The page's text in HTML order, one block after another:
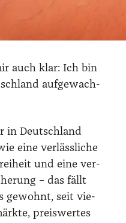
auch klar: Ich bin
auf­ge­wach­
in Deutsch­land
eine ver­läss­li­che
und eine ver­
– das fällt
gewohnt, seit vie­
preis­wer­tes